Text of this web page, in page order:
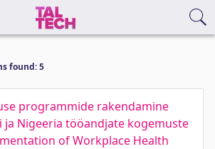
found: 5
programmide rakendamine
ja Nigeeria tööandjate kogemuste
of Workplace Health